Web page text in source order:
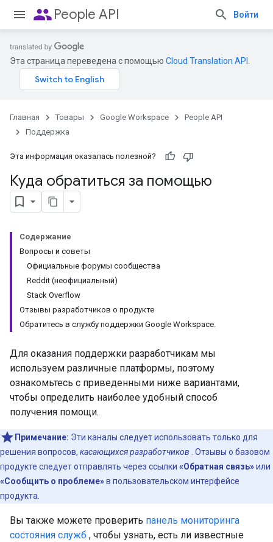
peoplePeople API Войти
Эта страница переведена с помощью Cloud Translation API
Главная Товары Google Workspace
People API
Поддержка
Эта информация оказалась полезной?
Куда обратиться за помощью
Содержание
Вопросы и советы
Официальные форумы сообщества
Reddit (неофициальный)
Stack Overflow
Отзывы разработчиков о продукте
Обратитесь в службу поддержки Google Workspace.
Для оказания поддержки разработчикам мы
используем различные платформы, поэтому
ознакомьтесь с приведенными ниже вариантами,
чтобы определить наиболее удобный способ
получения помощи.
Примечание: Эти каналы следует использовать только для
решения вопросов, касающихся разработчиков . Отзывы о базовом
продукте следует отправлять через ссылки «Обратная связь»или
«Сообщить о проблеме»в пользовательском интерфейсе
продукта.
Вы также можете проверить панель мониторинга
состояния служб , чтобы узнать, есть ли известные